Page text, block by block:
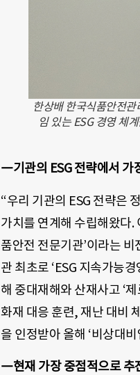
한상배 한국식품안전
임 있는 ESG 경영 체
―기관의 ESG 전략에서 가
“우리 기관의 ESG 전략은
가치를 연계해 수립해왔다.
품안전 전문기관’이라는
관 최초로 ‘ESG 지속가능
해 중대재해와 산재사고 ‘
화재 대응 훈련, 재난 대비
을 인정받아 올해 ‘비상대
―현재 가장 중점적으로 추